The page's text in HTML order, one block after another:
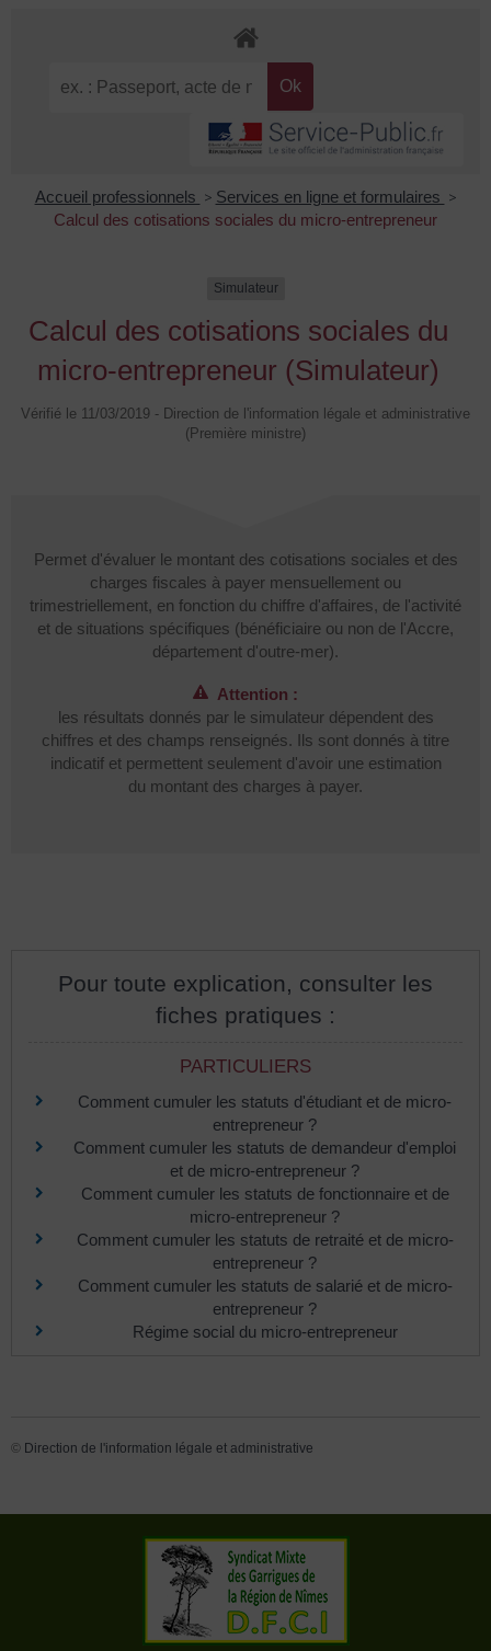
Accueil professionnels > Services en ligne et formulaires >
Calcul des cotisations sociales du micro-entrepreneur
Simulateur
Calcul des cotisations sociales du
micro-entrepreneur (Simulateur)
Vérifié le 11/03/2019 - Direction de l'information légale et administrative
(Première ministre)
Permet d'évaluer le montant des cotisations sociales et des
charges fiscales à payer mensuellement ou
trimestriellement, en fonction du chiffre d'affaires, de l'activité
et de situations spécifiques (bénéficiaire ou non de l'Accre,
département d'outre-mer).
Attention :
les résultats donnés par le simulateur dépendent des
chiffres et des champs renseignés. Ils sont donnés à titre
indicatif et permettent seulement d'avoir une estimation
du montant des charges à payer.
Pour toute explication, consulter les
fiches pratiques :
PARTICULIERS
Comment cumuler les statuts d'étudiant et de micro-
entrepreneur ?
Comment cumuler les statuts de demandeur d'emploi
et de micro-entrepreneur ?
Comment cumuler les statuts de fonctionnaire et de
micro-entrepreneur ?
Comment cumuler les statuts de retraité et de micro-
entrepreneur ?
Comment cumuler les statuts de salarié et de micro-
entrepreneur ?
Régime social du micro-entrepreneur
© Direction de l'information légale et administrative